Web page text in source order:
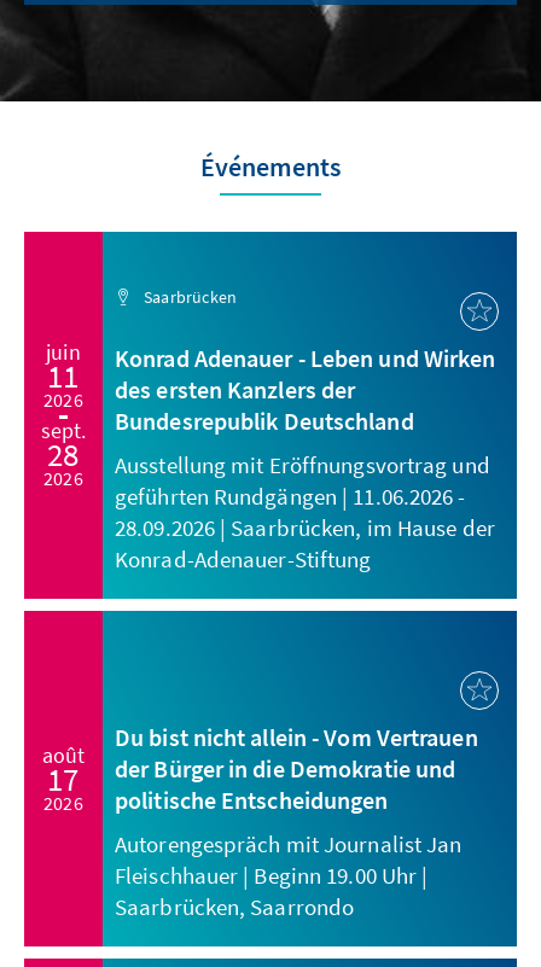
Événements
juin
11
2026
sept.
28
2026
Saarbrücken
Konrad Adenauer - Leben und Wirken
des ersten Kanzlers der
Bundesrepublik Deutschland
Ausstellung mit Eröffnungsvortrag und
geführten Rundgängen | 11.06.2026 -
28.09.2026 | Saarbrücken, im Hause der
Konrad-Adenauer-Stiftung
août
17
2026
Du bist nicht allein - Vom Vertrauen
der Bürger in die Demokratie und
politische Entscheidungen
Autorengespräch mit Journalist Jan
Fleischhauer | Beginn 19.00 Uhr |
Saarbrücken, Saarrondo